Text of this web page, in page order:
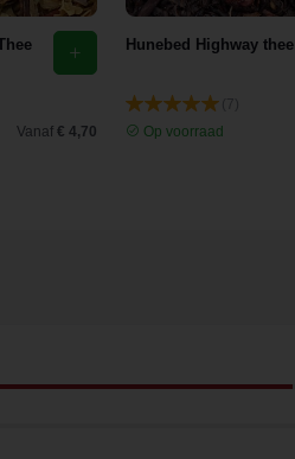
Vanaf € 4,70
Hunebed Highway thee
Op voorraad